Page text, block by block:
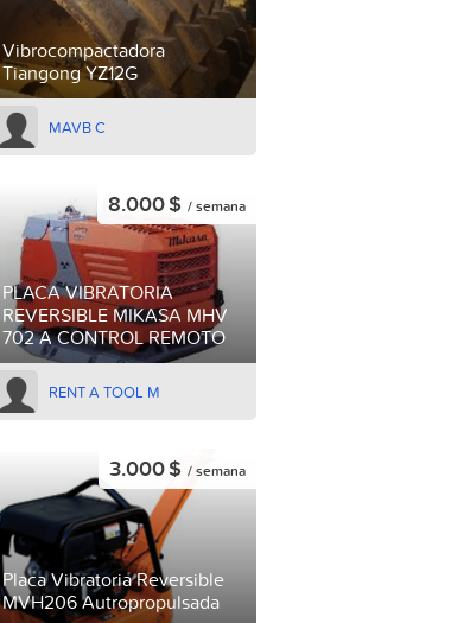
Vibrocompactadora
Tiangong YZ12G
MAVB C
PLACA VIBRATORIA
REVERSIBLE MIKASA MHV
702 A CONTROL REMOTO
8.000 $ / semana
RENT A TOOL M
Placa Vibratoria Reversible
MVH206 Autropropulsada
3.000 $ / semana